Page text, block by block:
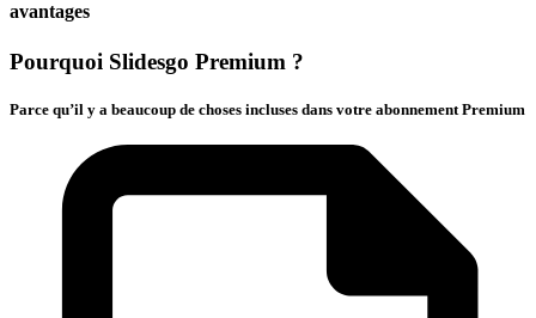
avantages
Pourquoi Slidesgo Premium ?
Parce qu’il y a beaucoup de choses incluses dans votre abonnement Premium